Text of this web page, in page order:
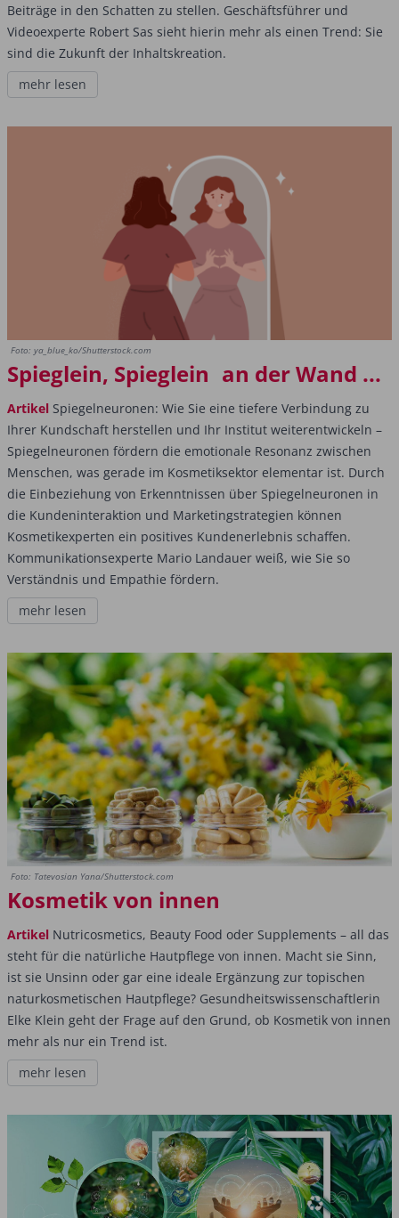
Beiträge in den Schatten zu stellen. Geschäftsführer und
Videoexperte Robert Sas sieht hierin mehr als einen Trend: Sie
sind die Zukunft der Inhaltskreation.
mehr lesen
Foto: ya_blue_ko/Shutterstock.com
Spieglein, Spieglein an der Wand ...
Artikel Spiegelneuronen: Wie Sie eine tiefere Verbindung zu
Ihrer Kundschaft herstellen und Ihr Institut weiterentwickeln –
Spiegelneuronen fördern die emotionale Resonanz zwischen
Menschen, was gerade im Kosmetiksektor elementar ist. Durch
die Einbeziehung von Erkenntnissen über Spiegelneuronen in
die Kundeninteraktion und Marketingstrategien können
Kosmetikexperten ein positives Kundenerlebnis schaffen.
Kommunikationsexperte Mario Landauer weiß, wie Sie so
Verständnis und Empathie fördern.
mehr lesen
Foto: Tatevosian Yana/Shutterstock.com
Kosmetik von innen
Artikel Nutricosmetics, Beauty Food oder Supplements – all das
steht für die natürliche Hautpflege von innen. Macht sie Sinn,
ist sie Unsinn oder gar eine ideale Ergänzung zur topischen
naturkosmetischen Hautpflege? Gesundheitswissenschaftlerin
Elke Klein geht der Frage auf den Grund, ob Kosmetik von innen
mehr als nur ein Trend ist.
mehr lesen